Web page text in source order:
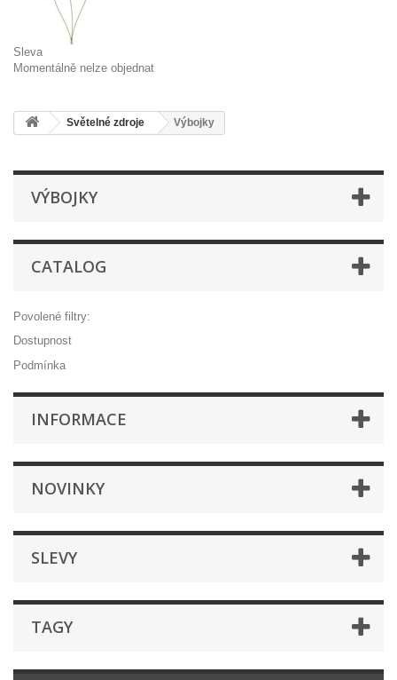
Sleva
Momentálně nelze objednat
Světelné zdroje Výbojky
VÝBOJKY
CATALOG
Povolené filtry:
Dostupnost
Podmínka
INFORMACE
NOVINKY
SLEVY
TAGY